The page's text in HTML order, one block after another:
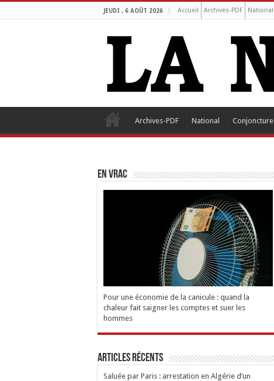
JEUDI , 6 AOÛT 2026 Accueil Archives-PDF National
Archives-PDF National Conjoncture
EN VRAC
Pour une économie de la canicule : quand la
chaleur fait saigner les comptes et suer les
hommes
Articles Récents
Saluée par Paris : arrestation en Algérie d’un